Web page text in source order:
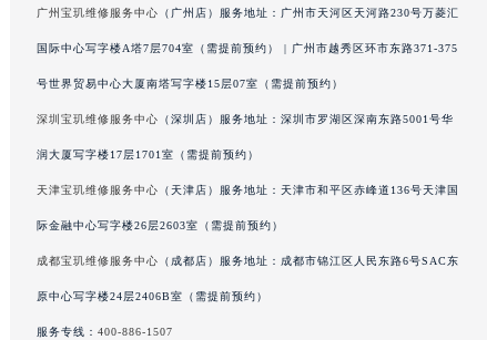
广东省清远市清城区湖西路宝玑售后服务中心（需提前预约）
广东省汕头市龙湖区长平路宝玑售后服务中心（需提前预约）
广东省汕尾市城区香洲街道园林社区翠园街宝玑售后服务中心（需提前预约）
广州宝玑维修服务中心 （广州店）服务地址：广州市天河区天河路230号万菱汇
国际中心写字楼A塔7层704室（需提前预约） | 广州市越秀区环市东路371-375
号世界贸易中心大厦南塔写字楼15层07室（需提前预约）
深圳宝玑维修服务中心 （深圳店）服务地址：深圳市罗湖区深南东路5001号华
润大厦写字楼17层1701室（需提前预约）
天津宝玑维修服务中心 （天津店）服务地址：天津市和平区赤峰道136号天津国
际金融中心写字楼26层2603室（需提前预约）
成都宝玑维修服务中心 （成都店）服务地址：成都市锦江区人民东路6号SAC东
原中心写字楼24层2406B室（需提前预约）
服务专线： 400-886-1507